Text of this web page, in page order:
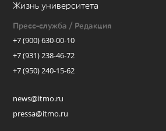
Жизнь университета
Пресс-служба / Редакция
+7 (900) 630-00-10
+7 (931) 238-46-72
+7 (950) 240-15-62
news@itmo.ru
pressa@itmo.ru